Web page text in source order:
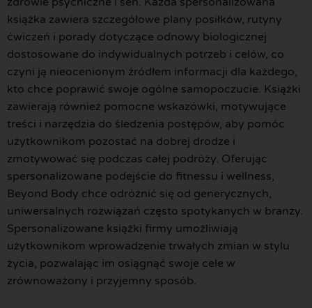
książka zawiera szczegółowe plany posiłków, rutyny
ćwiczeń i porady dotyczące odnowy biologicznej
dostosowane do indywidualnych potrzeb i celów, co
czyni ją nieocenionym źródłem informacji dla każdego,
kto chce poprawić swoje ogólne samopoczucie. Książki
zawierają również pomocne wskazówki, motywujące
treści i narzędzia do śledzenia postępów, aby pomóc
użytkownikom pozostać na dobrej drodze i
zmotywować się podczas całej podróży. Oferując
spersonalizowane podejście do fitnessu i wellness,
Beyond Body chce odróżnić się od generycznych,
uniwersalnych rozwiązań często spotykanych w branży.
Spersonalizowane książki firmy umożliwiają
użytkownikom wprowadzenie trwałych zmian w stylu
życia, pozwalając im osiągnąć swoje cele w
zrównoważony i przyjemny sposób.